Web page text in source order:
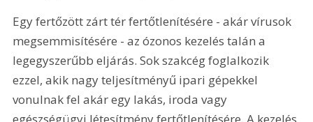
Egy fertőzött zárt tér fertőtlenítésére - akár vírusok
megsemmisítésére - az ózonos kezelés talán a
legegyszerűbb eljárás. Sok szakcég foglalkozik
ezzel, akik nagy teljesítményű ipari gépekkel
vonulnak fel akár egy lakás, iroda vagy
egészségügyi létesítmény fertőtlenítésére. A kezelés